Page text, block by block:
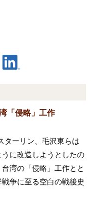
「侵略」工作
ターリン、毛沢東らは
に改造しようとしたの
湾の「侵略」工作とと
争に至る空白の戦後史